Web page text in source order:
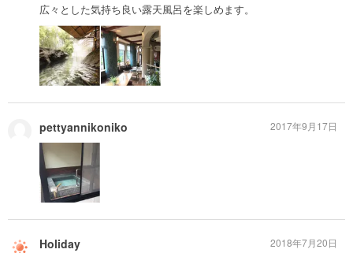
広々とした気持ち良い露天風呂を楽しめます。
pettyannikoniko 2017年9月17日
Holiday 2018年7月20日